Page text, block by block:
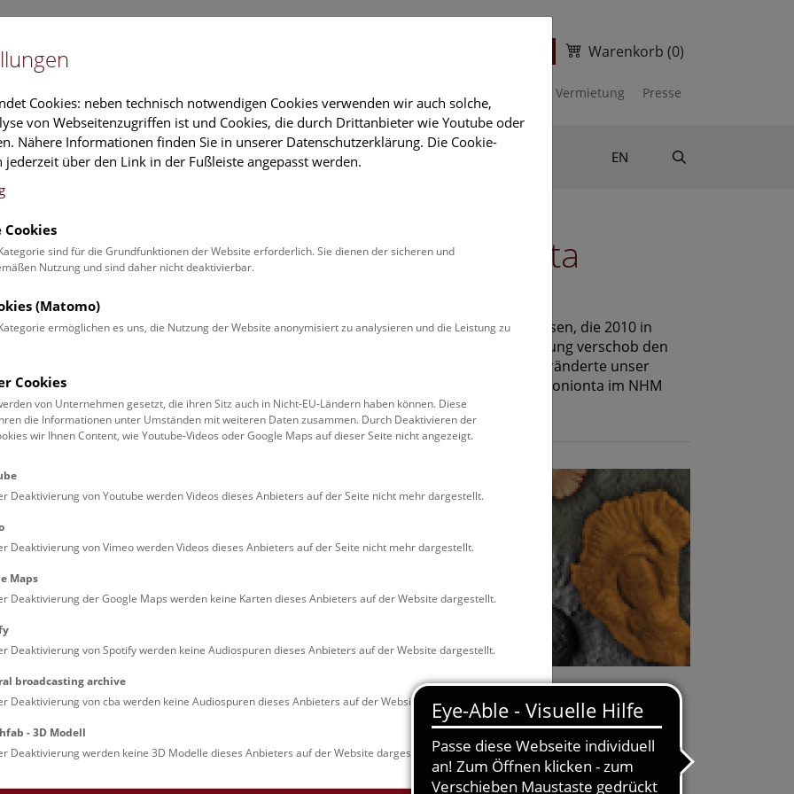
Warenkorb (0)
Vermietung Presse
Führungen & Aktivitäten Deck 50 EN
Experiment Leben - Gabonionta
Milliarden Jahre alt sind die ältesten Fossilen von komplexen kolonialen Lebewesen, die 2010 in
in Gabun (Zentralafrika) gefunden wurden. Diese sensationelle Entdeckung verschob den
bekannten Beginn der Vielzelligkeit um mehr als 1,5 Milliarden Jahre zurück und veränderte unser
von der Evolution des Lebens fundamental. Ab 12. März werden die Gabonionta im NHM
weltweit zum ersten Mal gezeigt!
Museum in Wien zeigt als
Lebens
2010 schlug ein Bericht aus dem Fachjournal
ein wie eine Bombe. In 2,1 Milliarden Jahre alten
Geologe Abderrazak El Albani von der
Poitiers und dem CNRS (Centre national de la
scientifique), dem nationalen Zentrum für
Forschung in Frankreich, die ältesten
von komplexen, kolonialen Lebewesen.
auf der Erde entstand vor etwa 3,8 Milliarden
mächtige Matten und Polster bildeten – die
Cookies: neben technisch notwendigen Cookies verwenden wir auch solche,
von Webseitenzugriffen ist und Cookies, die durch Drittanbieter wie Youtube oder
Nähere Informationen finden Sie in unserer Datenschutzerklärung. Die Cookie-
jederzeit über den Link in der Fußleiste angepasst werden.
sind für die Grundfunktionen der Website erforderlich. Sie dienen der sicheren und
Nutzung und sind daher nicht deaktivierbar.
(Matomo)
ermöglichen es uns, die Nutzung der Website anonymisiert zu analysieren und die Leistung zu
Cookies
von Unternehmen gesetzt, die ihren Sitz auch in Nicht-EU-Ländern haben können. Diese
die Informationen unter Umständen mit weiteren Daten zusammen. Durch Deaktivieren der
wir Ihnen Content, wie Youtube-Videos oder Google Maps auf dieser Seite nicht angezeigt.
Deaktivierung von Youtube werden Videos dieses Anbieters auf der Seite nicht mehr dargestellt.
Deaktivierung von Vimeo werden Videos dieses Anbieters auf der Seite nicht mehr dargestellt.
Maps
Deaktivierung der Google Maps werden keine Karten dieses Anbieters auf der Website dargestellt.
Deaktivierung von Spotify werden keine Audiospuren dieses Anbieters auf der Website dargestellt.
broadcasting archive
Deaktivierung von cba werden keine Audiospuren dieses Anbieters auf der Website dargestellt.
- 3D Modell
Deaktivierung werden keine 3D Modelle dieses Anbieters auf der Website dargestellt.